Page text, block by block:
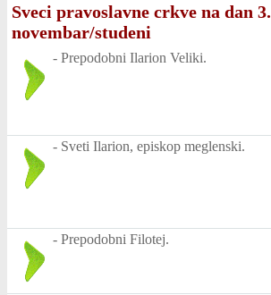
Sveci pravoslavne crkve na dan 3.
novembar/studeni
- Prepodobni Ilarion Veliki.
- Sveti Ilarion, episkop meglenski.
- Prepodobni Filotej.